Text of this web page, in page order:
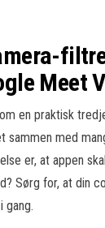
Meet
en praktisk
sammen med
er, at appen
Sørg for, at din
gang.